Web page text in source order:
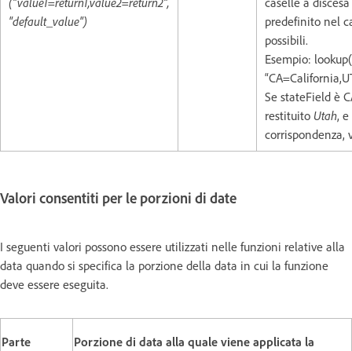
"default_value")
predefinito nel
possibili.
Esempio:
Se stateField è
restituito Utah,
Valori consentiti per le porzioni di date
I seguenti valori possono essere utilizzati nelle funzioni relative alla
data quando si specifica la porzione della data in cui la funzione
deve essere eseguita.
Parte
Porzione di data alla quale viene applicata la